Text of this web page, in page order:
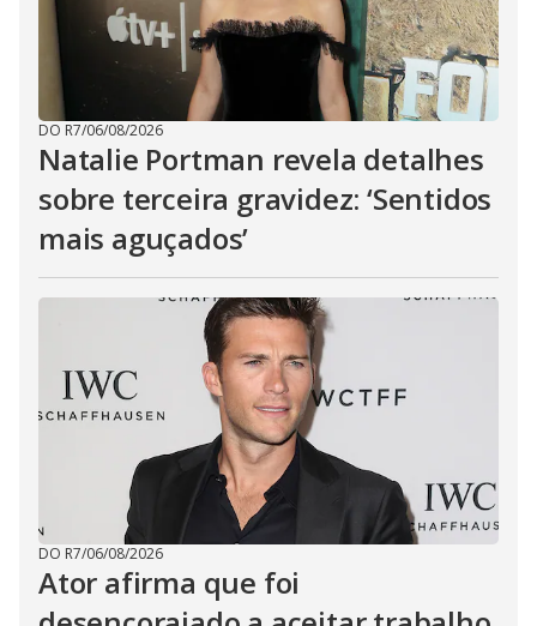
DO R7/06/08/2026
Natalie Portman revela detalhes
sobre terceira gravidez: ‘Sentidos
mais aguçados’
DO R7/06/08/2026
Ator afirma que foi